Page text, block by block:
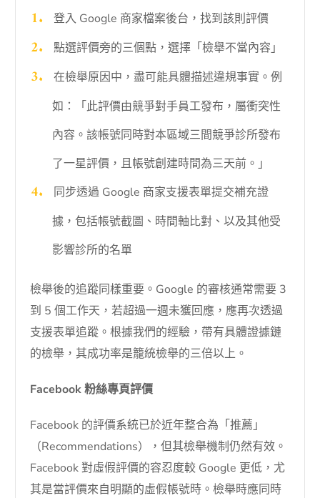
登入 Google 商家檔案後台，找到該則評價
點選評價旁的三個點，選擇「檢舉不當內容」
在檢舉原因中，盡可能具體描述違規事實。例
如：「此評價由競爭對手員工發布，屬衝突性
內容。該帳號同時對本區域三間競爭診所發布
了一星評價，且帳號創建時間為三天前。」
同步透過 Google 商家支援表單提交補充證
據，包括帳號截圖、時間軸比對、以及其他受
影響診所的名單
檢舉後的追蹤同樣重要。Google 的審核通常需要 3
到 5 個工作天，若超過一週未獲回應，應再次透過
支援表單追蹤。根據我們的經驗，帶有具體證據鏈
的檢舉，其成功率是籠統檢舉的三倍以上。
Facebook 粉絲專頁評價
Facebook 的評價系統已於近年整合為「推薦」
（Recommendations），但其檢舉機制仍然有效。
Facebook 對虛假評價的容忍度較 Google 更低，尤
其是當評價來自明顯的虛假帳號時。檢舉時應同時